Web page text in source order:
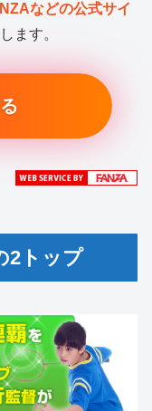
などの公式サイ
ます。
2トップ